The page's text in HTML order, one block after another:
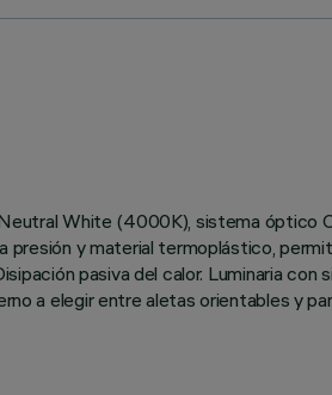
White (4000K), sistema óptico
presión y material termoplástico,
pasiva del calor. Luminaria con
a elegir entre aletas orientables y